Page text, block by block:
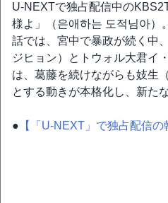
U-NEXTで独占配信中の
様よ」（은애하는 도적님아）
話では、宮中で暴政が続く中
ジヒョン）とトウォル大君イ
は、葛藤を続けながらも妓生
とする動きが本格化し、新た
● 【「U-NEXT」で独占配信の